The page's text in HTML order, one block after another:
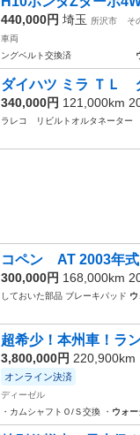
440,000円 埼玉 所沢市
そ
車両
ングベルト交換済
ダイハツ ミラ ＴＬ
340,000円 121,000km
ラレコ リビルトオルタネーター
コペン AT 2003年
300,000円 168,000km
しておいた部品 ブレーキパッド
超希少！本州車！ラ
3,800,000円 220,900km
オンライン決済
ディーゼル
・カムシャフトＯ/Ｓ交換 ・ ウォ